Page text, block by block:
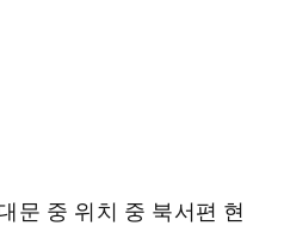
문 중 위치 중 북서편 현